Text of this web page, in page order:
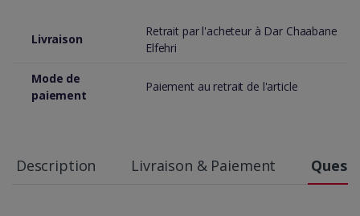
Livraison
Retrait par l'acheteur à Dar Chaabane
Elfehri
Mode de
paiement
Paiement au retrait de l'article
Description Livraison & Paiement